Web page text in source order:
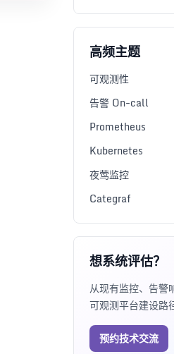
高频主题
可观测性
告警 On-call
Prometheus
Kubernetes
夜莺监控
Categraf
想系统评估？
从现有监控、告
可观测平台建设路
预约技术交流